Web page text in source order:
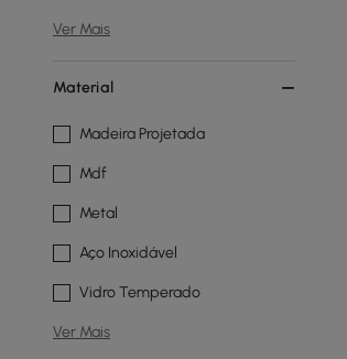
Ver Mais
Material
Madeira Projetada
Mdf
Metal
Aço Inoxidável
Vidro Temperado
Ver Mais